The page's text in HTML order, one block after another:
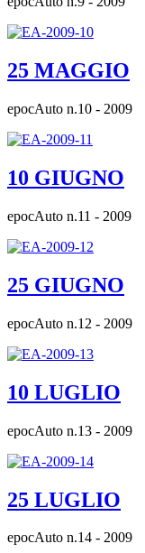
25 MAGGIO
epocAuto n.10 - 2009
10 GIUGNO
epocAuto n.11 - 2009
25 GIUGNO
epocAuto n.12 - 2009
10 LUGLIO
epocAuto n.13 - 2009
25 LUGLIO
epocAuto n.14 - 2009